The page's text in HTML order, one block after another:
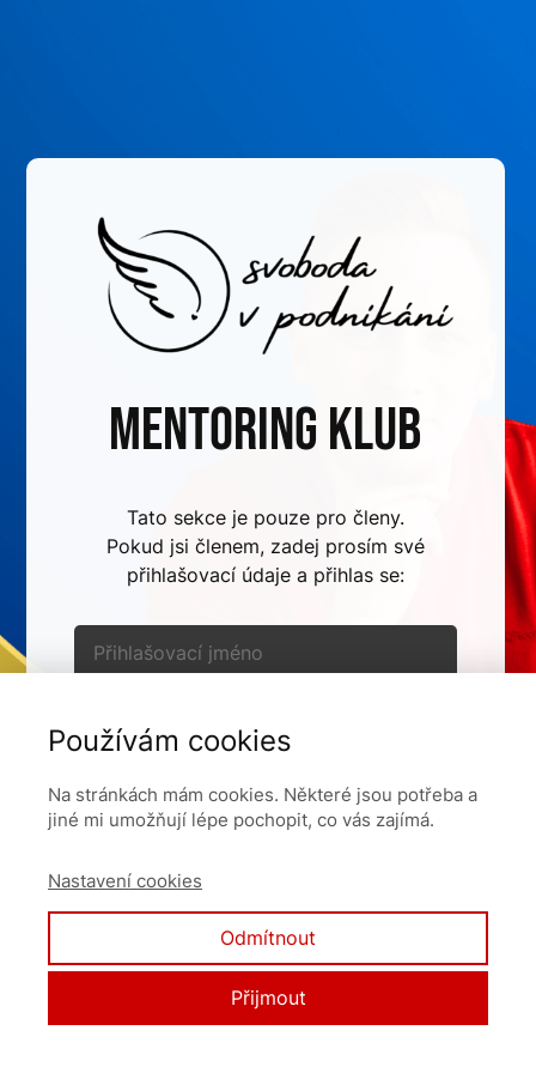
Mentoring klub
Tato sekce je pouze pro členy.
Pokud jsi členem, zadej prosím své
přihlašovací údaje a přihlas se:
Používám cookies
Na stránkách mám cookies. Některé jsou potřeba a
jiné mi umožňují lépe pochopit, co vás zajímá.
Nastavení cookies
Odmítnout
Přijmout